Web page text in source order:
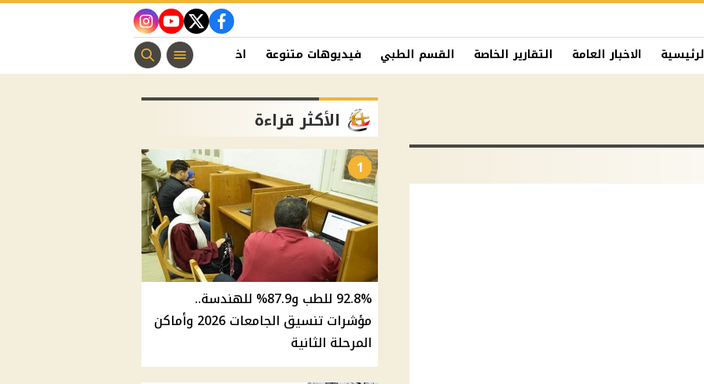
facebook
twitter
youtube
instagram
الاخبار العامة التقارير الخاصة القسم الطبي فيديوهات متنوعة اخبار الفن منوعات مسيحية
الأكثر قراءة
1
92.8% للطب و87.9% للهندسة..
مؤشرات تنسيق الجامعات 2026 وأماكن
المرحلة الثانية